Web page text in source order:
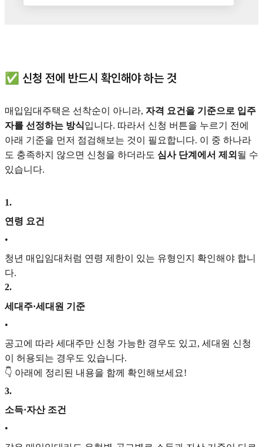
✅ 신청 전에 반드시 확인해야 하는 것
매입임대주택은 선착순이 아니라, 자격 요건을 기준으로 입주
자를 선정하는 방식입니다. 따라서 신청 버튼을 누르기 전에
아래 기준을 먼저 점검해보는 것이 필요합니다. 이 중 하나라
도 충족하지 않으면 신청을 하더라도 심사 단계에서 제외 될 수
있습니다.
1.
연령 요건
•
청년 매입임대처럼 연령 제한이 있는 유형인지 확인해야 합니
다.
2.
세대주·세대원 기준
•
공고에 따라 세대주만 신청 가능한 경우도 있고, 세대원 신청
이 허용되는 경우도 있습니다.
👇 아래에 정리된 내용을 함께 확인해보세요!
3.
소득·자산 조건
•